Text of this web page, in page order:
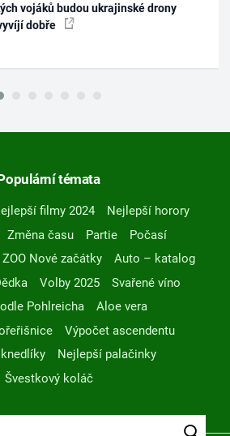
vojáků budou ukrajinské drony
dobře
témata
filmy 2024
Nejlepší horory
Změna času Partie
Počasí
ZOO Nové začátky
Auto – katalog
Volby 2025
Svařené víno
Pohlreicha
Aloe vera
Výpočet ascendentu
Nejlepší palačinky
Švestkový koláč